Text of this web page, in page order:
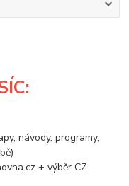
návody, programy,
+ výběr CZ